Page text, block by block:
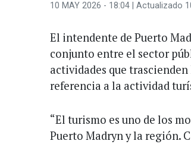
10 MAY 2026 - 18:04 | Actualizado
El intendente de Puerto
conjunto entre el sector
actividades que
referencia a la actividad
“El turismo es uno de los
Puerto Madryn y la región.